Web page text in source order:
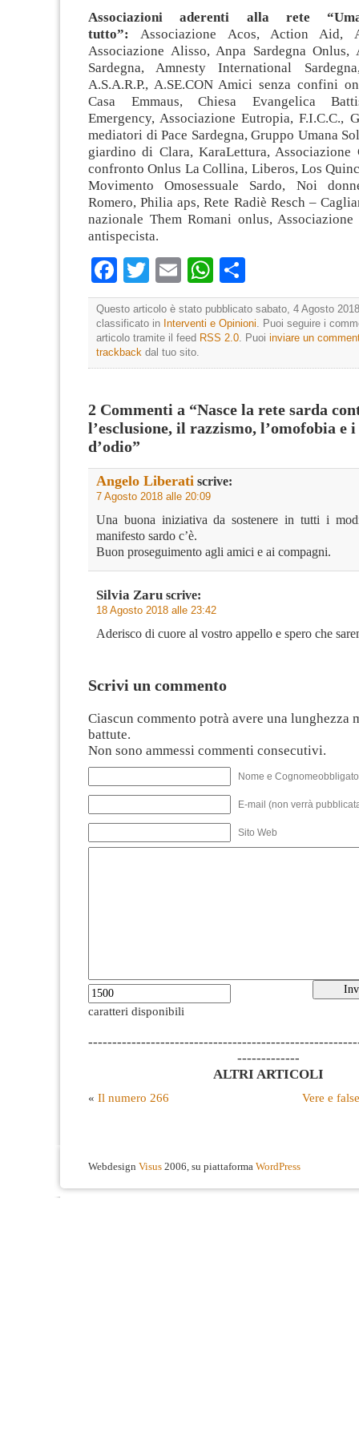
Associazioni aderenti alla rete
tutto”:
Associazione Acos, Action Aid,
Associazione Alisso, Anpa Sardegna
Sardegna, Amnesty International
A.S.A.R.P., A.SE.CON Amici senza confini
Casa Emmaus, Chiesa Evangelica
Emergency, Associazione Eutropia, F.I.C.C.,
mediatori di Pace Sardegna, Gruppo Umana
giardino di Clara, KaraLettura, Associazione
confronto Onlus La Collina, Liberos, Los
Movimento Omosessuale Sardo, Noi
Romero, Philia aps, Rete Radiè Resch –
nazionale Them Romani onlus,
antispecista.
Facebook
TwitterEmailWhatsApp
Questo articolo è stato pubblicato sabato, 4 Agosto
classificato in Interventi e Opinioni . Puoi seguire i
articolo tramite il feed RSS 2.0 . Puoi inviare un
trackback dal tuo sito.
2 Commenti a “Nasce la rete sarda
l’esclusione, il razzismo, l’omofobia e
d’odio”
Angelo Liberati scrive:
7 Agosto 2018 alle 20:09
Una buona iniziativa da sostenere in tutti i
manifesto sardo c’è.
Buon proseguimento agli amici e ai compagni.
Silvia Zaru scrive:
18 Agosto 2018 alle 23:42
Aderisco di cuore al vostro appello e spero che
Scrivi un commento
Ciascun commento potrà avere una lunghezza
battute.
Non sono ammessi commenti consecutivi.
Nome e
E-mail (non verrà
Sito Web
caratteri disponibili
-------------
ALTRI ARTICOLI
« Il numero 266 Vere e
Webdesign Visus 2006, su piattaforma WordPress